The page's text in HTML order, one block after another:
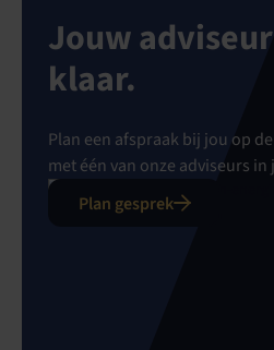
Jouw
klaar.
Plan een afspraak bij jou op
met één van onze adviseurs
Plan gesprek